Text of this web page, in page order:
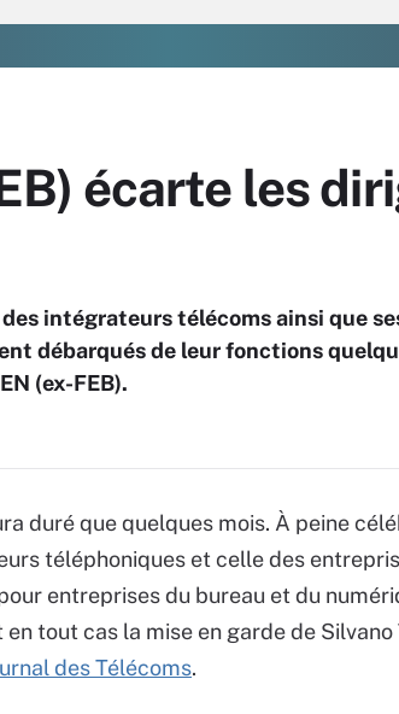
écarte les
intégrateurs télécoms ainsi que
débarqués de leur fonctions
(ex-FEB).
duré que quelques mois. À peine
téléphoniques et celle des
entreprises du bureau et du
tout cas la mise en garde de Silvano
des Télécoms.